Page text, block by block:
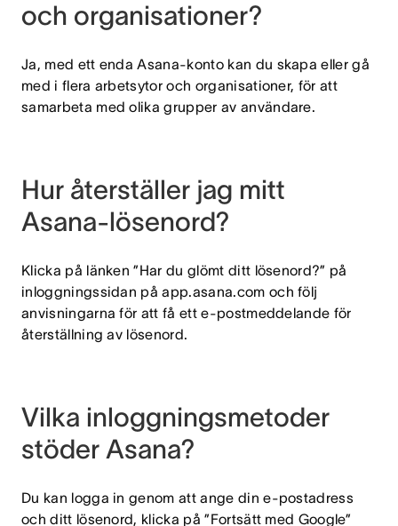
och organisationer?
Ja, med ett enda Asana-konto kan du skapa eller gå
med i flera arbetsytor och organisationer, för att
samarbeta med olika grupper av användare.
Hur återställer jag mitt
Asana-lösenord?
Klicka på länken ”Har du glömt ditt lösenord?” på
inloggningssidan på app.asana.com och följ
anvisningarna för att få ett e-postmeddelande för
återställning av lösenord.
Vilka inloggningsmetoder
stöder Asana?
Du kan logga in genom att ange din e-postadress
och ditt lösenord, klicka på ”Fortsätt med Google”